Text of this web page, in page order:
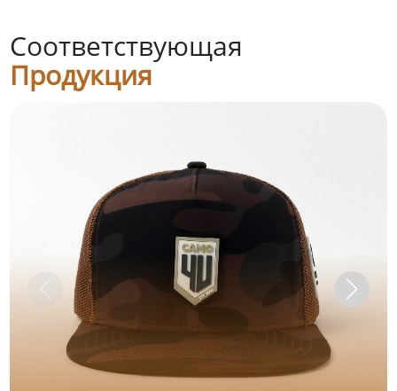
Соответствующая
Продукция